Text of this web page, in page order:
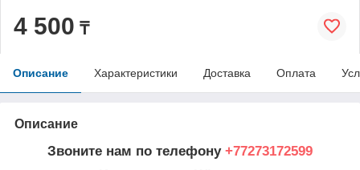
4 500 ₸
Описание Характеристики Доставка Оплата
Описание
Звоните нам по телефону +77273172599